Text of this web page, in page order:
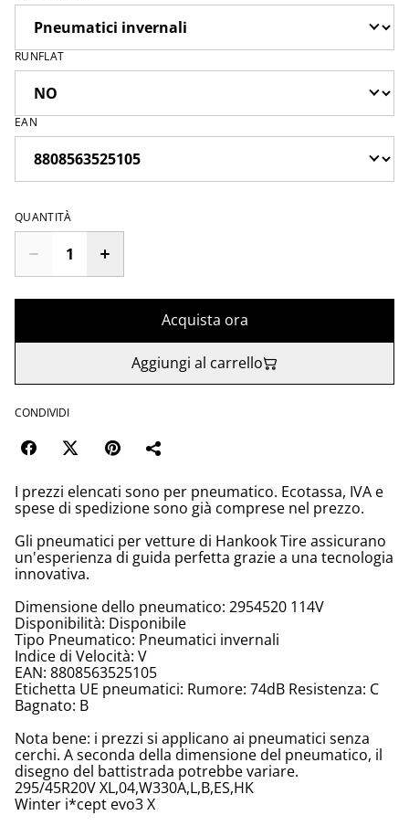
RUNFLAT
EAN
QUANTITÀ
Acquista ora
Aggiungi al carrello
CONDIVIDI
I prezzi elencati sono per pneumatico. Ecotassa, IVA e
spese di spedizione sono già comprese nel prezzo.
Gli pneumatici per vetture di Hankook Tire assicurano
un'esperienza di guida perfetta grazie a una tecnologia
innovativa.
Dimensione dello pneumatico: 2954520 114V
Disponibilità: Disponibile
Tipo Pneumatico: Pneumatici invernali
Indice di Velocità: V
EAN: 8808563525105
Etichetta UE pneumatici: Rumore: 74dB Resistenza: C
Bagnato: B
Nota bene: i prezzi si applicano ai pneumatici senza
cerchi. A seconda della dimensione del pneumatico, il
disegno del battistrada potrebbe variare.
295/45R20V XL,04,W330A,L,B,ES,HK
Winter i*cept evo3 X